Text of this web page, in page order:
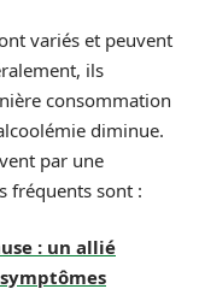
variés et peuvent
ils
consommation
diminue.
par une
fréquents sont :
: un allié